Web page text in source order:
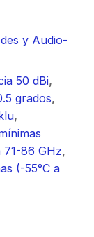
y Audio-
50 dBi,
grados,
,
71-86 GHz,
(-55°C a